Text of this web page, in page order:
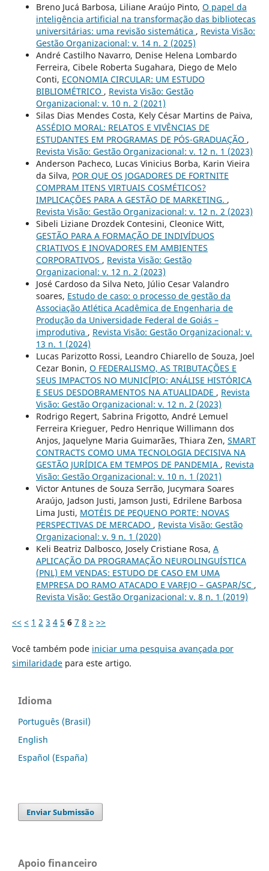
Breno Jucá Barbosa, Liliane Araújo Pinto, O papel da
inteligência artificial na transformação das bibliotecas
universitárias: uma revisão sistemática , Revista Visão:
Gestão Organizacional: v. 14 n. 2 (2025)
André Castilho Navarro, Denise Helena Lombardo
Ferreira, Cibele Roberta Sugahara, Diego de Melo
Conti, ECONOMIA CIRCULAR: UM ESTUDO
BIBLIOMÉTRICO , Revista Visão: Gestão
Organizacional: v. 10 n. 2 (2021)
Silas Dias Mendes Costa, Kely César Martins de Paiva,
ASSÉDIO MORAL: RELATOS E VIVÊNCIAS DE
ESTUDANTES EM PROGRAMAS DE PÓS-GRADUAÇÃO ,
Revista Visão: Gestão Organizacional: v. 12 n. 1 (2023)
Anderson Pacheco, Lucas Vinicius Borba, Karin Vieira
da Silva, POR QUE OS JOGADORES DE FORTNITE
COMPRAM ITENS VIRTUAIS COSMÉTICOS?
IMPLICAÇÕES PARA A GESTÃO DE MARKETING. ,
Revista Visão: Gestão Organizacional: v. 12 n. 2 (2023)
Sibeli Liziane Drozdek Contesini, Cleonice Witt,
GESTÃO PARA A FORMAÇÃO DE INDIVÍDUOS
CRIATIVOS E INOVADORES EM AMBIENTES
CORPORATIVOS , Revista Visão: Gestão
Organizacional: v. 12 n. 2 (2023)
José Cardoso da Silva Neto, Júlio Cesar Valandro
soares, Estudo de caso: o processo de gestão da
Associação Atlética Acadêmica de Engenharia de
Produção da Universidade Federal de Goiás –
improdutiva , Revista Visão: Gestão Organizacional: v.
13 n. 1 (2024)
Lucas Parizotto Rossi, Leandro Chiarello de Souza, Joel
Cezar Bonin, O FEDERALISMO, AS TRIBUTAÇÕES E
SEUS IMPACTOS NO MUNICÍPIO: ANÁLISE HISTÓRICA
E SEUS DESDOBRAMENTOS NA ATUALIDADE , Revista
Visão: Gestão Organizacional: v. 12 n. 2 (2023)
Rodrigo Regert, Sabrina Frigotto, André Lemuel
Ferreira Krieguer, Pedro Henrique Willimann dos
Anjos, Jaquelyne Maria Guimarães, Thiara Zen, SMART
CONTRACTS COMO UMA TECNOLOGIA DECISIVA NA
GESTÃO JURÍDICA EM TEMPOS DE PANDEMIA , Revista
Visão: Gestão Organizacional: v. 10 n. 1 (2021)
Victor Antunes de Souza Serrão, Jucymara Soares
Araújo, Jadson Justi, Jamson Justi, Edrilene Barbosa
Lima Justi, MOTÉIS DE PEQUENO PORTE: NOVAS
PERSPECTIVAS DE MERCADO , Revista Visão: Gestão
Organizacional: v. 9 n. 1 (2020)
Keli Beatriz Dalbosco, Josely Cristiane Rosa, A
APLICAÇÃO DA PROGRAMAÇÃO NEUROLINGUÍSTICA
(PNL) EM VENDAS: ESTUDO DE CASO EM UMA
EMPRESA DO RAMO ATACADO E VAREJO – GASPAR/SC ,
Revista Visão: Gestão Organizacional: v. 8 n. 1 (2019)
<< < 1 2 3 4 5 6 7 8 > >>
Você também pode iniciar uma pesquisa avançada por
similaridadepara este artigo.
Idioma
Português (Brasil)
English
Español (España)
Enviar Submissão
Apoio financeiro